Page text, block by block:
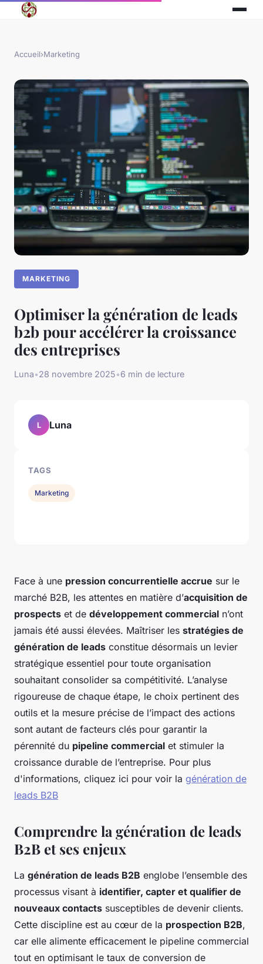
Accueil›Marketing
MARKETING
Optimiser la génération de leads
b2b pour accélérer la croissance
des entreprises
Luna•28 novembre 2025•6 min de lecture
Face à une pression concurrentielle accrue sur le
marché B2B, les attentes en matière d’acquisition de
prospects et de développement commercial n’ont
jamais été aussi élevées. Maîtriser les stratégies de
génération de leads constitue désormais un levier
stratégique essentiel pour toute organisation
souhaitant consolider sa compétitivité. L’analyse
rigoureuse de chaque étape, le choix pertinent des
outils et la mesure précise de l’impact des actions
sont autant de facteurs clés pour garantir la
pérennité du pipeline commercial et stimuler la
croissance durable de l’entreprise. Pour plus
d'informations, cliquez ici pour voir la génération de
leads B2B
Comprendre la génération de leads
B2B et ses enjeux
La génération de leads B2B englobe l’ensemble des
processus visant à identifier, capter et qualifier de
nouveaux contacts susceptibles de devenir clients.
Cette discipline est au cœur de la prospection B2B,
car elle alimente efficacement le pipeline commercial
tout en optimisant le taux de conversion de
L Luna
TAGS
Marketing